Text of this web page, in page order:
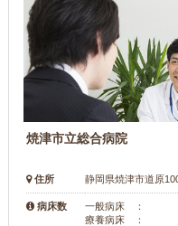
焼津市立総合病院
住所 静岡県焼津市道原
病床数
一般病床 ：
療養病床 ：